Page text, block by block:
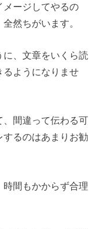
メージしてやるの
然ちがいます。
に、文章をいくら読
るようになりませ
、間違って伝わる可
るのはあまりお勧
間もかからず合理